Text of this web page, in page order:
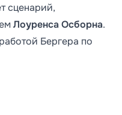
сценарий,
Лоуренса Осборна.
Бергера по